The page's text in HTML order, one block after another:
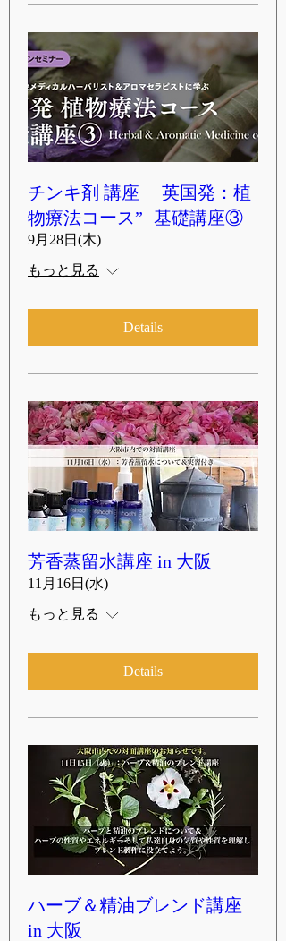
チンキ剤 講座 英国発：植
物療法コース” 基礎講座③
9月28日(木)
もっと見る
Details
芳香蒸留水講座 in 大阪
11月16日(水)
もっと見る
Details
ハーブ＆精油ブレンド講座
in 大阪